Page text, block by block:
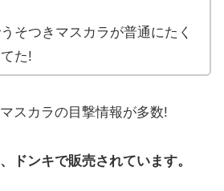
うそつきマスカラが普通にたく
た!
スカラの目撃情報が多数!
ドンキで販売されています。